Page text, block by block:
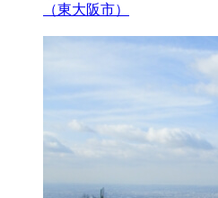
（東大阪市）